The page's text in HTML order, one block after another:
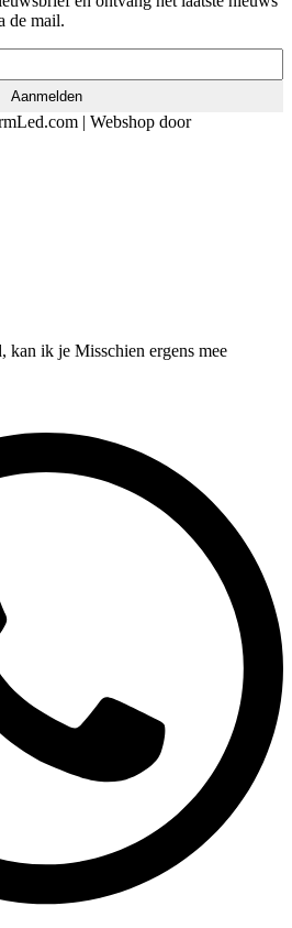
de mail.
| Webshop door
ik je Misschien ergens mee